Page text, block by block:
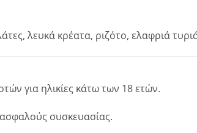
λευκά κρέατα, ριζότο, ελαφριά
για ηλικίες κάτω των 18 ετών.
συσκευασίας.